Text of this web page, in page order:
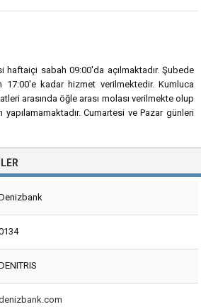
haftaiçi sabah 09:00'da açılmaktadır. Şubede
17:00'e kadar hizmet verilmektedir. Kumluca
arasında öğle arası molası verilmekte olup
Cumartesi ve Pazar günleri